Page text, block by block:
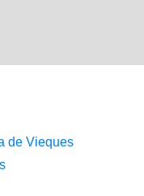
de Vieques